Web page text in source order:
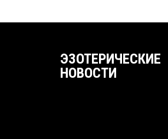
ЭЗОТЕРИЧЕСКИЕ
НОВОСТИ